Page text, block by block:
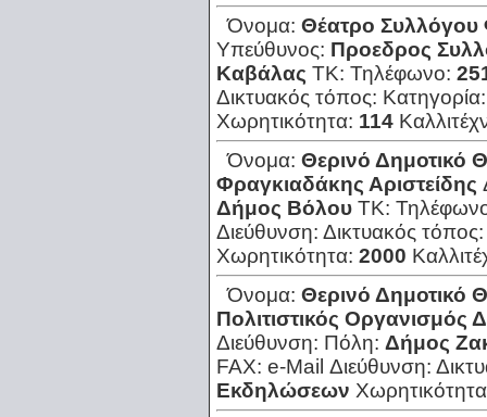
Όνομα: Θέατρο
Υπεύθυνος: Προεδρος
Καβάλας ΤΚ: Τηλέφωνο:
Δικτυακός τόπος:
Χωρητικότητα: 114
Όνομα: Θερινό Δημοτικό
Φραγκιαδάκης Αριστείδης
Δήμος Βόλου ΤΚ:
Διεύθυνση: Δικτυακός
Χωρητικότητα: 2000
Όνομα: Θερινό Δημοτικό
Πολιτιστικός
Διεύθυνση: Πόλη: Δήμος
FAX: e-Mail Διεύθυνση:
Εκδηλώσεων